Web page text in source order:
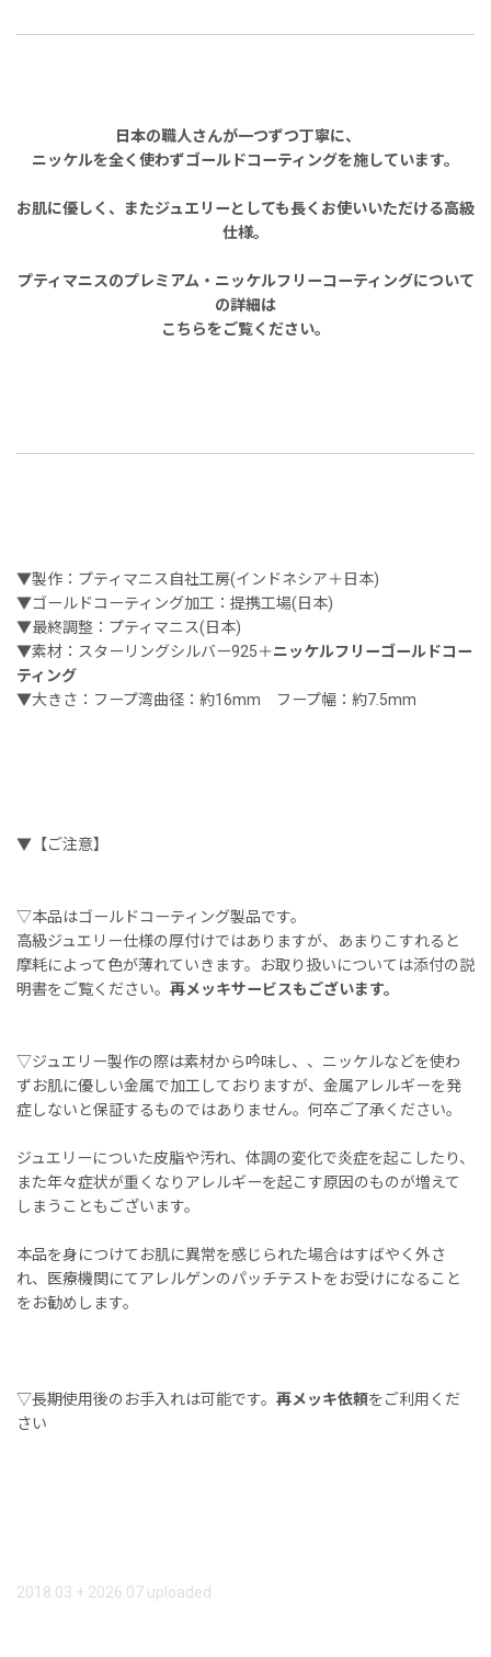
日本の職人さんが一つずつ丁寧に、
ニッケルを全く使わずゴールドコーティングを施しています。
お肌に優しく、またジュエリーとしても長くお使いいただける高級
仕様。
プティマニスのプレミアム・ニッケルフリーコーティングについて
の詳細は
こちらをご覧ください。
▼製作：プティマニス自社工房(インドネシア＋日本)
▼ゴールドコーティング加工：提携工場(日本)
▼最終調整：プティマニス(日本)
▼素材：スターリングシルバー925＋ニッケルフリーゴールドコー
ティング
▼大きさ：フープ湾曲径：約16mm フープ幅：約7.5mm
▼【ご注意】
▽本品はゴールドコーティング製品です。
高級ジュエリー仕様の厚付けではありますが、あまりこすれると
摩耗によって色が薄れていきます。お取り扱いについては添付の説
明書をご覧ください。 再メッキサービスもございます。
▽ジュエリー製作の際は素材から吟味し、、ニッケルなどを使わ
ずお肌に優しい金属で加工しておりますが、金属アレルギーを発
症しないと保証するものではありません。何卒ご了承ください。
ジュエリーについた皮脂や汚れ、体調の変化で炎症を起こしたり、
また年々症状が重くなりアレルギーを起こす原因のものが増えて
しまうこともございます。
本品を身につけてお肌に異常を感じられた場合はすばやく外さ
れ、医療機関にてアレルゲンのパッチテストをお受けになること
をお勧めします。
▽長期使用後のお手入れは可能です。 再メッキ依頼をご利用くだ
さい
2018.03 + 2026.07 uploaded